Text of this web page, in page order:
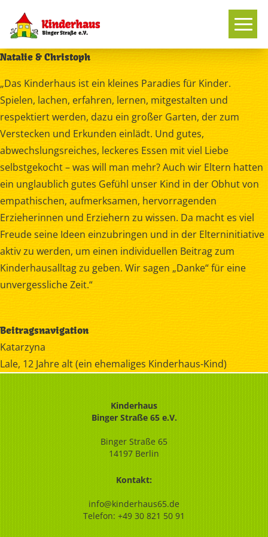
Natalie & Christoph
„Das Kinderhaus ist ein kleines Paradies für Kinder.
Spielen, lachen, erfahren, lernen, mitgestalten und
respektiert werden, dazu ein großer Garten, der zum
Verstecken und Erkunden einlädt. Und gutes,
abwechslungsreiches, leckeres Essen mit viel Liebe
selbstgekocht – was will man mehr? Auch wir Eltern hatten
ein unglaublich gutes Gefühl unser Kind in der Obhut von
empathischen, aufmerksamen, hervorragenden
Erzieherinnen und Erziehern zu wissen. Da macht es viel
Freude seine Ideen einzubringen und in der Elterninitiative
aktiv zu werden, um einen individuellen Beitrag zum
Kinderhausalltag zu geben. Wir sagen „Danke“ für eine
unvergessliche Zeit.“
Beitragsnavigation
Katarzyna
Lale, 12 Jahre alt (ein ehemaliges Kinderhaus-Kind)
Kinderhaus
Binger Straße 65 e.V.
Binger Straße 65
14197 Berlin
Kontakt:
info@kinderhaus65.de
Telefon: +49 30 821 50 91